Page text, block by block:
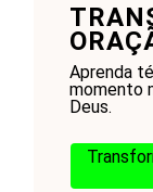
Aprenda
momento
Deus.